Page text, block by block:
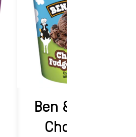
Ben & Jerry's
Chocolate